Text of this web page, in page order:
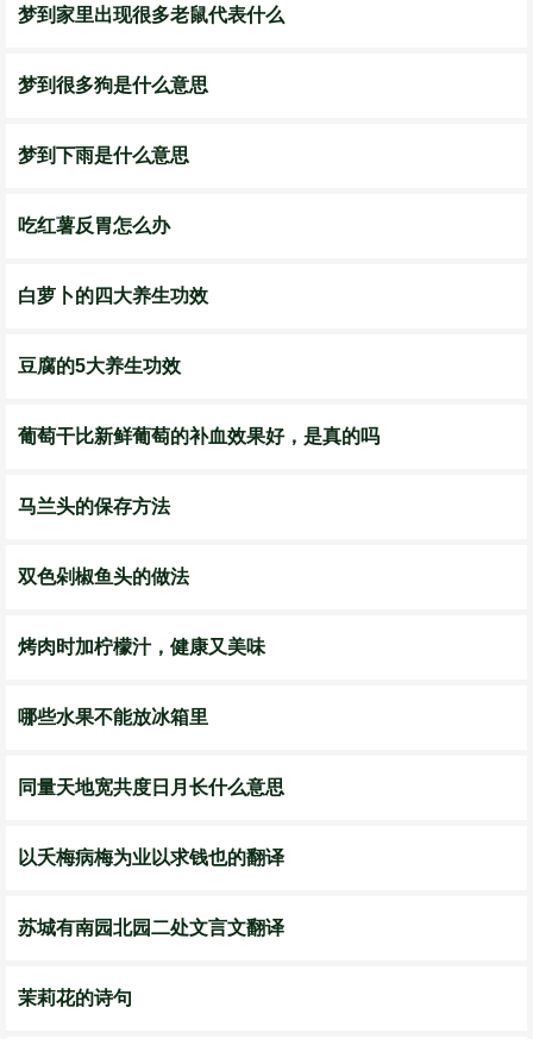
梦到家里出现很多老鼠代表什么
梦到很多狗是什么意思
梦到下雨是什么意思
吃红薯反胃怎么办
白萝卜的四大养生功效
豆腐的5大养生功效
葡萄干比新鲜葡萄的补血效果好，是真的吗
马兰头的保存方法
双色剁椒鱼头的做法
烤肉时加柠檬汁，健康又美味
哪些水果不能放冰箱里
同量天地宽共度日月长什么意思
以夭梅病梅为业以求钱也的翻译
苏城有南园北园二处文言文翻译
茉莉花的诗句